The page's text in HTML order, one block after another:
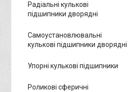
Радіальні кулькові
підшипники дворядні
Самоустановлювальні
кулькові підшипники дворядні
Упорні кулькові підшипники
Роликові сферичні